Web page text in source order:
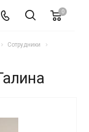
0
Сотрудники